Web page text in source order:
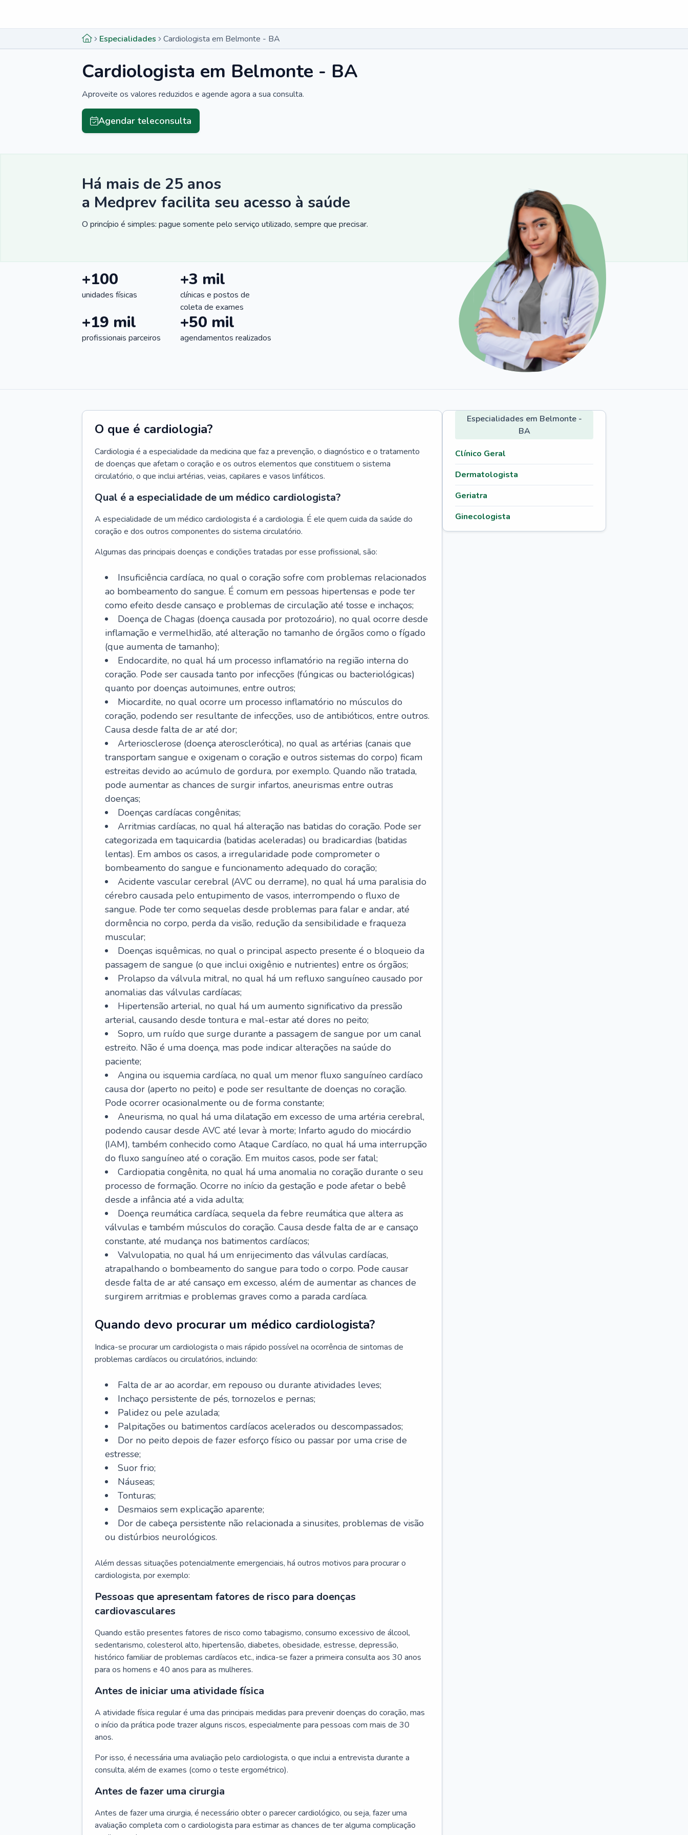
Especialidades Cardiologista em Belmonte - BA
Cardiologista em Belmonte - BA
Aproveite os valores reduzidos e agende agora a sua consulta.
Agendar teleconsulta
Há mais de 25 anos
a Medprev facilita seu acesso à saúde
O princípio é simples: pague somente pelo serviço utilizado, sempre que precisar.
+100
unidades físicas
+3 mil
clínicas e postos de
coleta de exames
+19 mil
profissionais parceiros
+50 mil
agendamentos realizados
O que é cardiologia?
Cardiologia é a especialidade da medicina que faz a prevenção, o diagnóstico e o tratamento
de doenças que afetam o coração e os outros elementos que constituem o sistema
circulatório, o que inclui artérias, veias, capilares e vasos linfáticos.
Qual é a especialidade de um médico cardiologista?
A especialidade de um médico cardiologista é a cardiologia. É ele quem cuida da saúde do
coração e dos outros componentes do sistema circulatório.
Algumas das principais doenças e condições tratadas por esse profissional, são:
Insuficiência cardíaca, no qual o coração sofre com problemas relacionados
ao bombeamento do sangue. É comum em pessoas hipertensas e pode ter
como efeito desde cansaço e problemas de circulação até tosse e inchaços;
Doença de Chagas (doença causada por protozoário), no qual ocorre desde
inflamação e vermelhidão, até alteração no tamanho de órgãos como o fígado
(que aumenta de tamanho);
Endocardite, no qual há um processo inflamatório na região interna do
coração. Pode ser causada tanto por infecções (fúngicas ou bacteriológicas)
quanto por doenças autoimunes, entre outros;
Miocardite, no qual ocorre um processo inflamatório no músculos do
coração, podendo ser resultante de infecções, uso de antibióticos, entre outros.
Causa desde falta de ar até dor;
Arteriosclerose (doença aterosclerótica), no qual as artérias (canais que
transportam sangue e oxigenam o coração e outros sistemas do corpo) ficam
estreitas devido ao acúmulo de gordura, por exemplo. Quando não tratada,
pode aumentar as chances de surgir infartos, aneurismas entre outras
doenças;
Doenças cardíacas congênitas;
Arritmias cardíacas, no qual há alteração nas batidas do coração. Pode ser
categorizada em taquicardia (batidas aceleradas) ou bradicardias (batidas
lentas). Em ambos os casos, a irregularidade pode comprometer o
bombeamento do sangue e funcionamento adequado do coração;
Acidente vascular cerebral (AVC ou derrame), no qual há uma paralisia do
cérebro causada pelo entupimento de vasos, interrompendo o fluxo de
sangue. Pode ter como sequelas desde problemas para falar e andar, até
dormência no corpo, perda da visão, redução da sensibilidade e fraqueza
muscular;
Doenças isquêmicas, no qual o principal aspecto presente é o bloqueio da
passagem de sangue (o que inclui oxigênio e nutrientes) entre os órgãos;
Prolapso da válvula mitral, no qual há um refluxo sanguíneo causado por
anomalias das válvulas cardíacas;
Hipertensão arterial, no qual há um aumento significativo da pressão
arterial, causando desde tontura e mal-estar até dores no peito;
Sopro, um ruído que surge durante a passagem de sangue por um canal
estreito. Não é uma doença, mas pode indicar alterações na saúde do
paciente;
Angina ou isquemia cardíaca, no qual um menor fluxo sanguíneo cardíaco
causa dor (aperto no peito) e pode ser resultante de doenças no coração.
Pode ocorrer ocasionalmente ou de forma constante;
Aneurisma, no qual há uma dilatação em excesso de uma artéria cerebral,
podendo causar desde AVC até levar à morte; Infarto agudo do miocárdio
(IAM), também conhecido como Ataque Cardíaco, no qual há uma interrupção
do fluxo sanguíneo até o coração. Em muitos casos, pode ser fatal;
Cardiopatia congênita, no qual há uma anomalia no coração durante o seu
processo de formação. Ocorre no início da gestação e pode afetar o bebê
desde a infância até a vida adulta;
Doença reumática cardíaca, sequela da febre reumática que altera as
válvulas e também músculos do coração. Causa desde falta de ar e cansaço
constante, até mudança nos batimentos cardíacos;
Valvulopatia, no qual há um enrijecimento das válvulas cardíacas,
atrapalhando o bombeamento do sangue para todo o corpo. Pode causar
desde falta de ar até cansaço em excesso, além de aumentar as chances de
surgirem arritmias e problemas graves como a parada cardíaca.
Quando devo procurar um médico cardiologista?
Indica-se procurar um cardiologista o mais rápido possível na ocorrência de sintomas de
problemas cardíacos ou circulatórios, incluindo:
Falta de ar ao acordar, em repouso ou durante atividades leves;
Inchaço persistente de pés, tornozelos e pernas;
Palidez ou pele azulada;
Palpitações ou batimentos cardíacos acelerados ou descompassados;
Dor no peito depois de fazer esforço físico ou passar por uma crise de
estresse;
Suor frio;
Náuseas;
Tonturas;
Desmaios sem explicação aparente;
Dor de cabeça persistente não relacionada a sinusites, problemas de visão
ou distúrbios neurológicos.
Além dessas situações potencialmente emergenciais, há outros motivos para procurar o
cardiologista, por exemplo:
Pessoas que apresentam fatores de risco para doenças
cardiovasculares
Quando estão presentes fatores de risco como tabagismo, consumo excessivo de álcool,
sedentarismo, colesterol alto, hipertensão, diabetes, obesidade, estresse, depressão,
histórico familiar de problemas cardíacos etc., indica-se fazer a primeira consulta aos 30 anos
para os homens e 40 anos para as mulheres.
Antes de iniciar uma atividade física
A atividade física regular é uma das principais medidas para prevenir doenças do coração, mas
o início da prática pode trazer alguns riscos, especialmente para pessoas com mais de 30
anos.
Por isso, é necessária uma avaliação pelo cardiologista, o que inclui a entrevista durante a
consulta, além de exames (como o teste ergométrico).
Antes de fazer uma cirurgia
Antes de fazer uma cirurgia, é necessário obter o parecer cardiológico, ou seja, fazer uma
avaliação completa com o cardiologista para estimar as chances de ter alguma complicação
Especialidades em Belmonte -
BA
Clínico Geral
Dermatologista
Geriatra
Ginecologista